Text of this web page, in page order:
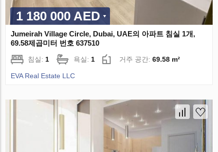
1 180 000 AED
Jumeirah Village Circle, Dubai, UAE의 아파트 침실 1개,
69.58제곱미터 번호 637510
침실: 1 욕실: 1 거주 공간:69.58 m²
EVA Real Estate LLC